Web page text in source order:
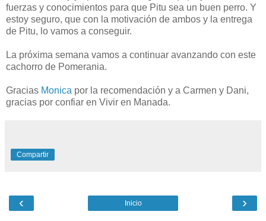
fuerzas y conocimientos para que Pitu sea un buen perro. Y
estoy seguro, que con la motivación de ambos y la entrega
de Pitu, lo vamos a conseguir.
La próxima semana vamos a continuar avanzando con este
cachorro de Pomerania.
Gracias Monica por la recomendación y a Carmen y Dani,
gracias por confiar en Vivir en Manada.
Compartir
‹ ›
Inicio